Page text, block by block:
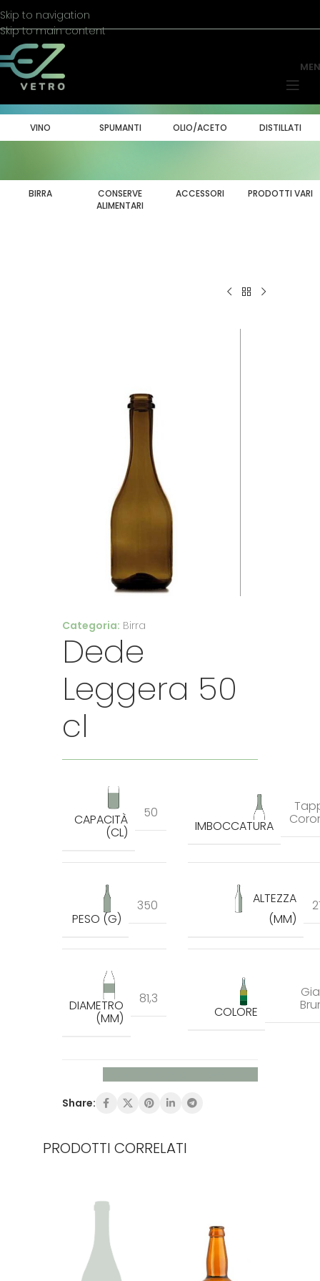
Skip to navigation
Skip to main content
VINO SPUMANTI OLIO/ACETO DISTILLATI
BIRRA
CONSERVE
ALIMENTARI
ACCESSORI PRODOTTI VARI
Categoria: Birra
Dede
Leggera 50
cl
CAPACITÀ
(CL)
50
IMBOCCATURA
PESO (G)
350
ALTEZZA
(MM)
DIAMETRO
(MM)
81,3
COLORE
Share:
PRODOTTI CORRELATI